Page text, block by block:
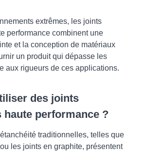
extrêmes, les joints
performance combinent une
et la conception de matériaux
un produit qui dépasse les
aux rigueurs de ces applications.
des joints
haute performance ?
traditionnelles, telles que
les joints en graphite, présentent